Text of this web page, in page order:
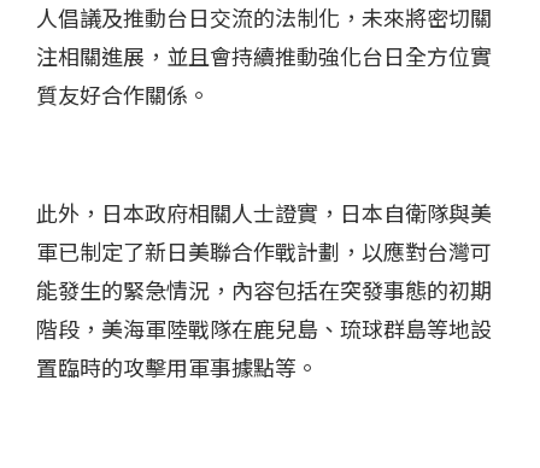
人倡議及推動台日交流的法制化，未來將密切關
注相關進展，並且會持續推動強化台日全方位實
質友好合作關係。
此外，日本政府相關人士證實，日本自衛隊與美
軍已制定了新日美聯合作戰計劃，以應對台灣可
能發生的緊急情況，內容包括在突發事態的初期
階段，美海軍陸戰隊在鹿兒島、琉球群島等地設
置臨時的攻擊用軍事據點等。